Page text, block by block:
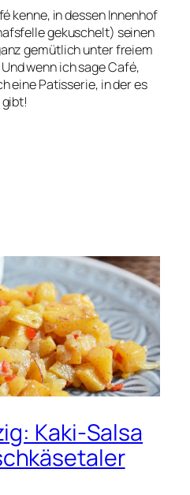
kenne, in dessen Innenhof
gekuschelt) seinen
gemütlich unter freiem
wenn ich sage Café,
eine Patisserie, in der es
Kaki-Salsa